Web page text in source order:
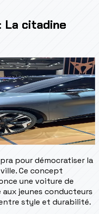
La citadine
pour démocratiser la
Ce concept
une voiture de
jeunes conducteurs
style et durabilité.